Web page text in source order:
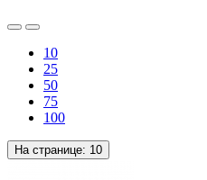
10
25
50
75
100
На странице: 10